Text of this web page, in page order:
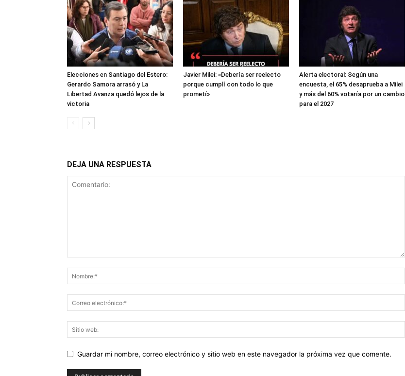
Elecciones en Santiago del Estero:
Gerardo Samora arrasó y La
Libertad Avanza quedó lejos de la
victoria
Javier Milei: «Debería ser reelecto
porque cumplí con todo lo que
prometí»
Alerta electoral: Según una
encuesta, el 65% desaprueba a Milei
y más del 60% votaría por un cambio
para el 2027
DEJA UNA RESPUESTA
Guardar mi nombre, correo electrónico y sitio web en este navegador la próxima vez que comente.